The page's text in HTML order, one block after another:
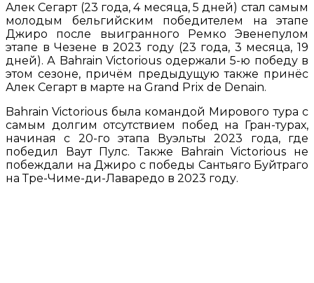
Алек Сегарт (23 года, 4 месяца, 5 дней) стал самым
молодым бельгийским победителем на этапе
Джиро после выигранного Ремко Эвенепулом
этапе в Чезене в 2023 году (23 года, 3 месяца, 19
дней). А Bahrain Victorious одержали 5-ю победу в
этом сезоне, причём предыдущую также принёс
Алек Сегарт в марте на Grand Prix de Denain.
Bahrain Victorious была командой Мирового тура с
самым долгим отсутствием побед на Гран-турах,
начиная с 20-го этапа Вуэльты 2023 года, где
победил Ваут Пулс. Также Bahrain Victorious не
побеждали на Джиро с победы Сантьяго Буйтраго
на Тре-Чиме-ди-Лаваредо в 2023 году.